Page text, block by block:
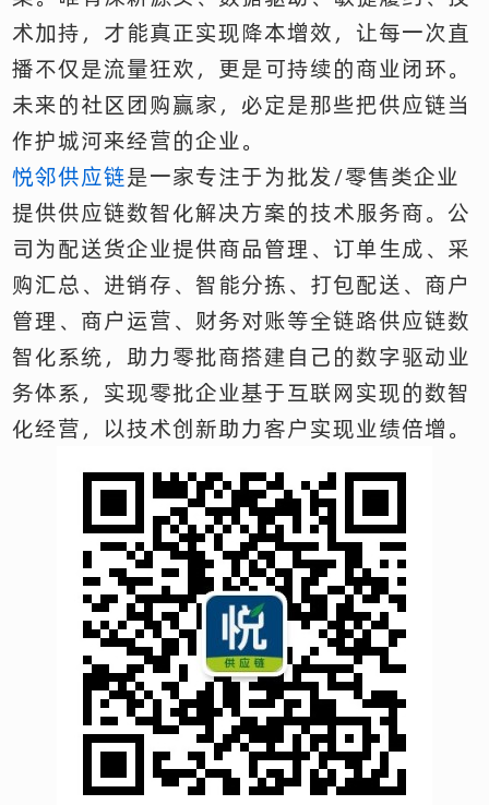
术加持，才能真正实现降本增效，让每一次直
播不仅是流量狂欢，更是可持续的商业闭环。
未来的社区团购赢家，必定是那些把供应链当
作护城河来经营的企业。
悦邻供应链是一家专注于为批发/零售类企业
提供供应链数智化解决方案的技术服务商。公
司为配送货企业提供商品管理、订单生成、采
购汇总、进销存、智能分拣、打包配送、商户
管理、商户运营、财务对账等全链路供应链数
智化系统，助力零批商搭建自己的数字驱动业
务体系，实现零批企业基于互联网实现的数智
化经营，以技术创新助力客户实现业绩倍增。